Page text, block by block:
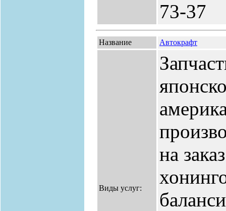
73-37
Название Автокрафт
Виды услуг:
на